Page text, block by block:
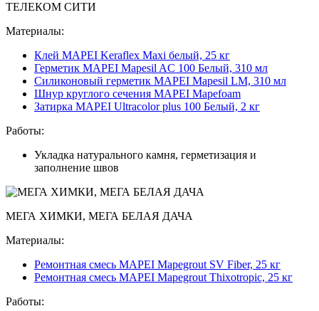
ТЕЛЕКОМ СИТИ
Материалы:
Клей MAPEI Keraflex Maxi белый, 25 кг
Герметик MAPEI Mapesil AC 100 Белый, 310 мл
Силиконовый герметик MAPEI Mapesil LM, 310 мл
Шнур круглого сечения MAPEI Mapefoam
Затирка MAPEI Ultracolor plus 100 Белый, 2 кг
Работы:
Укладка натурального камня, герметизация и
заполнение швов
МЕГА ХИМКИ, МЕГА БЕЛАЯ ДАЧА
Материалы:
Ремонтная смесь MAPEI Mapegrout SV Fiber, 25 кг
Ремонтная смесь MAPEI Mapegrout Thixotropic, 25 кг
Работы: